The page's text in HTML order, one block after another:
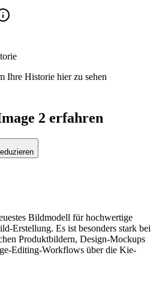
Ihre Historie hier zu sehen
2 erfahren
Bildmodell für hochwertige
Erstellung. Es ist besonders stark bei
Produktbildern, Design-Mockups
Editing-Workflows über die Kie-